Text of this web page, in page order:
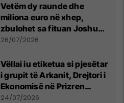
Vetëm dy raunde dhe
miliona euro në xhep,
zbulohet sa fituan Joshua
e Prenga
26/07/2026
Vëllai iu etiketua si pjesëtar
i grupit të Arkanit, Drejtori i
Ekonomisë në Prizren
mohon pretendimet
24/07/2026